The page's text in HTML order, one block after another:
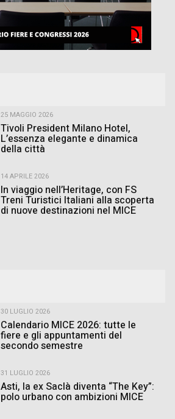
25 MAGGIO 2026
Tivoli President Milano Hotel,
L’essenza elegante e dinamica
della città
14 APRILE 2026
In viaggio nell’Heritage, con FS
Treni Turistici Italiani alla scoperta
di nuove destinazioni nel MICE
30 LUGLIO 2026
Calendario MICE 2026: tutte le
fiere e gli appuntamenti del
secondo semestre
31 LUGLIO 2026
Asti, la ex Saclà diventa “The Key”:
polo urbano con ambizioni MICE